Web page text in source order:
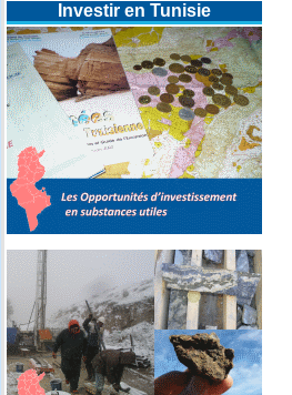
Investir en Tunisie